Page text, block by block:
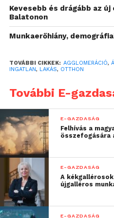
téglalakások átlagos
forint, ami már 12,7
évvel ezelőtti átlag
magasabbak.
„A szűken vett
nyolcvan
település
magasabb
a használt
esetében 595
Kevesebb és drágább az
Balatonon
Munkaerőhiány,
TOVÁBBI CIKKEK: AGGLOMERÁCIÓ,
INGATLAN, LAKÁS, OTTHON
További E-
E-GAZDASÁG
Felhívás a
összefogására
E-GAZDASÁG
A
újgalléros
E-GAZDASÁG